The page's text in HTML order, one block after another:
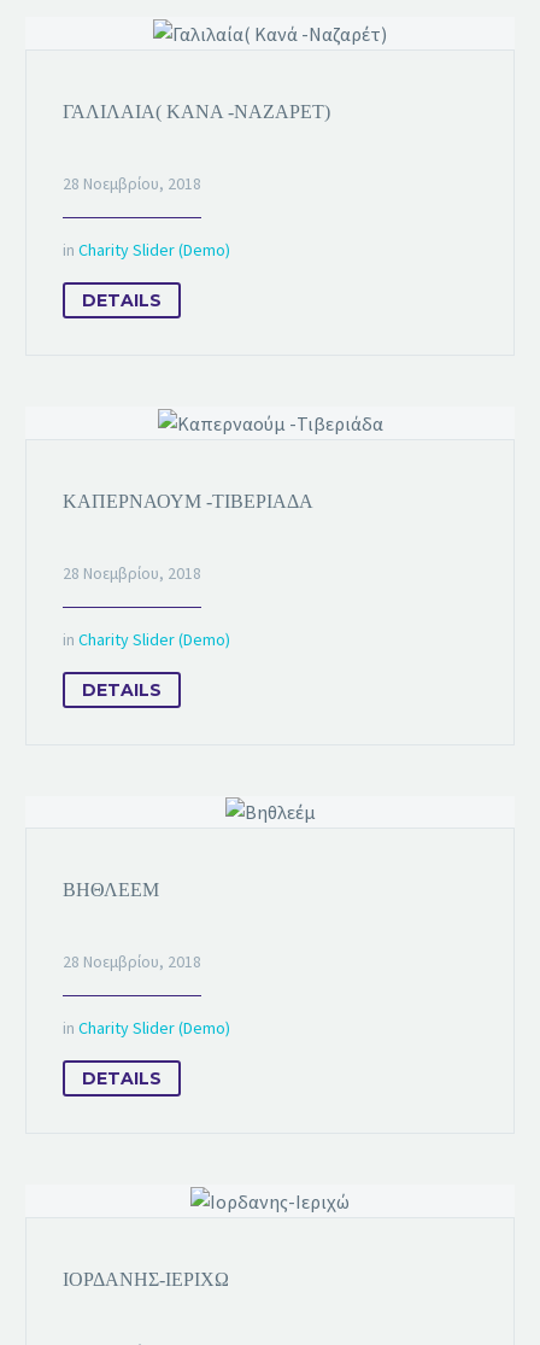
ΓΑΛΙΛΑΊΑ( ΚΑΝΆ -ΝΑΖΑΡΈΤ)
28 Νοεμβρίου, 2018
in Charity Slider (Demo)
DETAILS
ΚΑΠΕΡΝΑΟΎΜ -ΤΙΒΕΡΙΆΔΑ
28 Νοεμβρίου, 2018
in Charity Slider (Demo)
DETAILS
ΒΗΘΛΕΈΜ
28 Νοεμβρίου, 2018
in Charity Slider (Demo)
DETAILS
ΙΟΡΔΑΝΗΣ-ΙΕΡΙΧΏ